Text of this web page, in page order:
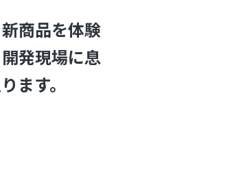
商品を体験
発現場に息
ます。